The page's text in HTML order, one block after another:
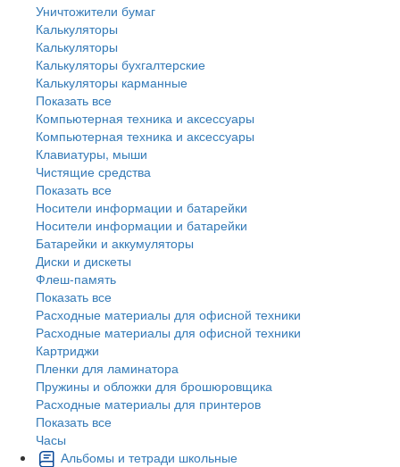
Уничтожители бумаг
Калькуляторы
Калькуляторы
Калькуляторы бухгалтерские
Калькуляторы карманные
Показать все
Компьютерная техника и аксессуары
Компьютерная техника и аксессуары
Клавиатуры, мыши
Чистящие средства
Показать все
Носители информации и батарейки
Носители информации и батарейки
Батарейки и аккумуляторы
Диски и дискеты
Флеш-память
Показать все
Расходные материалы для офисной техники
Расходные материалы для офисной техники
Картриджи
Пленки для ламинатора
Пружины и обложки для брошюровщика
Расходные материалы для принтеров
Показать все
Часы
Альбомы и тетради школьные